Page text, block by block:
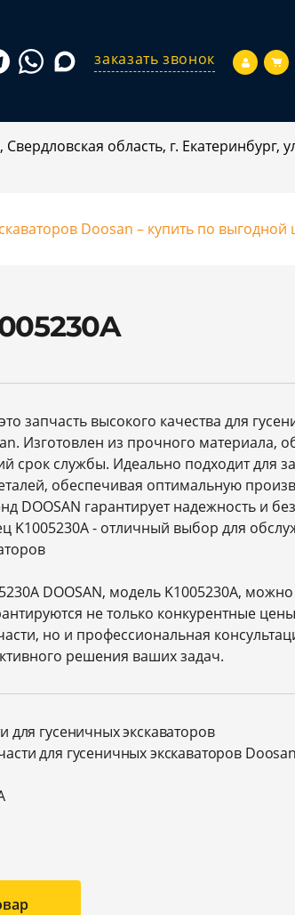
заказать звонок
Свердловская область, г. Екатеринбург,
Doosan – купить по выгодной
запчасть высокого качества для
Изготовлен из прочного материала,
срок службы. Идеально подходит для
обеспечивая оптимальную
DOOSAN гарантирует надежность и
K1005230A - отличный выбор для
DOOSAN, модель K1005230A,
не только конкурентные
но и профессиональная
решения ваших задач.
для гусеничных экскаваторов
для гусеничных экскаваторов Doosan